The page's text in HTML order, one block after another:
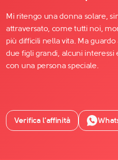
Mi ritengo una donna solare,
attraversato, come tutti noi,
più difficili nella vita. Ma
due figli grandi, alcuni
con una persona speciale.
Verifica l’affinità